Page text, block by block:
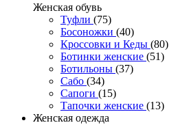
Женcкая обувь
Туфли (75)
Босоножки (40)
Кроссовки и Кеды (80)
Ботинки женские (51)
Ботильоны (37)
Сабо (34)
Сапоги (15)
Тапочки женские (13)
Женская одежда